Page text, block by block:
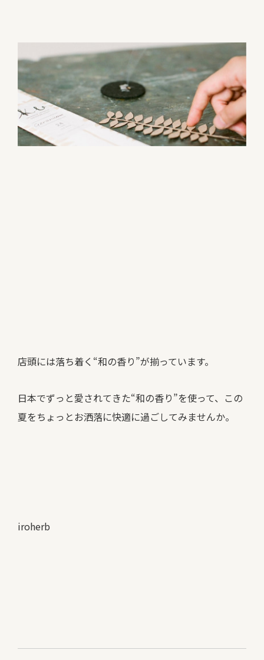
店頭には落ち着く“和の香り”が揃っています。
日本でずっと愛されてきた“和の香り”を使って、この
夏をちょっとお洒落に快適に過ごしてみませんか。
iroherb